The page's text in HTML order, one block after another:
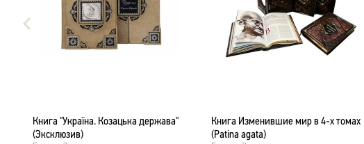
Книга "Україна. Козацька держава"
(Эксклюзив)
Книга Изменившие мир в 4-х томах
(Patina agata)